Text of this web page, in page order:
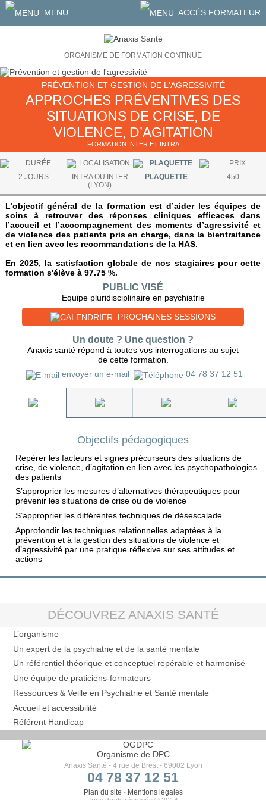
MENU ACCÈS FORMATEUR
ORGANISME DE FORMATION CONTINUE
PRÉVENTION ET GESTION DE L'AGRESSIVITÉ
APPROCHES PRÉVENTIVES DES
SITUATIONS DE CRISE, DE
VIOLENCE, D’AGITATION
FORMATION INTER ET INTRA
2 JOURS
INTRA OU INTER
(LYON)
PLAQUETTE 450
L’objectif général de la formation est d’aider les équipes de
soins à retrouver des réponses cliniques efficaces dans
l’accueil et l’accompagnement des moments d’agressivité et
de violence des patients pris en charge, dans la bientraitance
et en lien avec les recommandations de la HAS.
En 2025, la satisfaction globale de nos stagiaires pour cette
formation s'élève à 97.75 %.
PUBLIC VISÉ
Equipe pluridisciplinaire en psychiatrie
PROCHAINES SESSIONS
Un doute ? Une question ?
Anaxis santé répond à toutes vos interrogations au sujet
de cette formation.
envoyer un e-mail
04 78 37 12 51
Objectifs pédagogiques
Repérer les facteurs et signes précurseurs des situations de
crise, de violence, d’agitation en lien avec les psychopathologies
des patients
S’approprier les mesures d’alternatives thérapeutiques pour
prévenir les situations de crise ou de violence
S’approprier les différentes techniques de désescalade
Approfondir les techniques relationnelles adaptées à la
prévention et à la gestion des situations de violence et
d’agressivité par une pratique réflexive sur ses attitudes et
actions
DÉCOUVREZ ANAXIS SANTÉ
L’organisme
Un expert de la psychiatrie et de la santé mentale
Un référentiel théorique et conceptuel repérable et harmonisé
Une équipe de praticiens-formateurs
Ressources & Veille en Psychiatrie et Santé mentale
Accueil et accessibilité
Référent Handicap
Organisme de DPC
Anaxis Santé - 4 rue de Brest - 69002 Lyon
04 78 37 12 51
Plan du site - Mentions légales